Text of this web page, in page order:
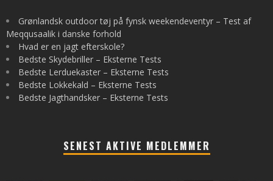
Grønlandsk outdoor tøj på fynsk weekendeventyr – Test af
Meqqusaalik i danske forhold
Hvad er en jagt efterskole?
Bedste Skydebriller – Eksterne Tests
Bedste Lerduekaster – Eksterne Tests
Bedste Lokkekald – Eksterne Tests
Bedste Jagthandsker – Eksterne Tests
SENEST AKTIVE MEDLEMMER